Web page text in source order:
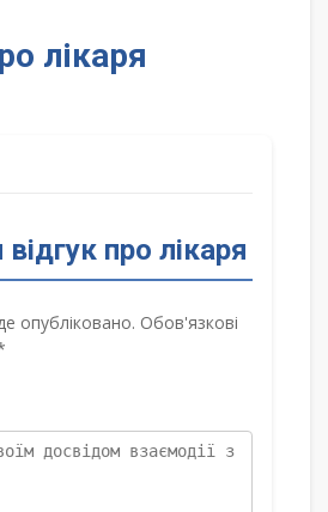
лікаря
про лікаря
опубліковано. Обов'язкові